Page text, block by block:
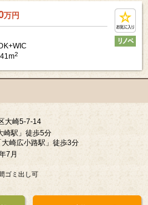
万 円
2
大崎5-7-14
崎駅」徒歩5分
崎広小路駅」徒歩3分
7月
ゴミ出し可